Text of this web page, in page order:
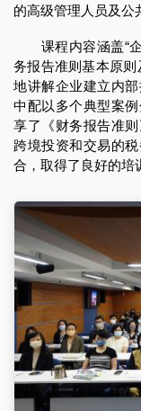
的高级管理人员及公
课程内容涵盖“企
务报告准则基本原则
地讲解企业建立内
中配以多个典型案
享了《财务报告准
跨境投资和交易的
合，取得了良好的培